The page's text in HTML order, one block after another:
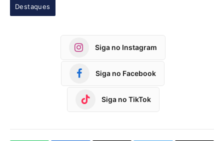
Destaques
Siga no Instagram
Siga no Facebook
Siga no TikTok